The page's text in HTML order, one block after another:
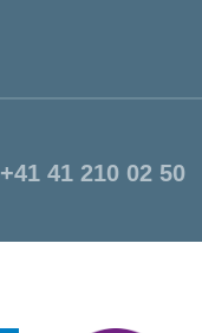
+41 41 210 02 50